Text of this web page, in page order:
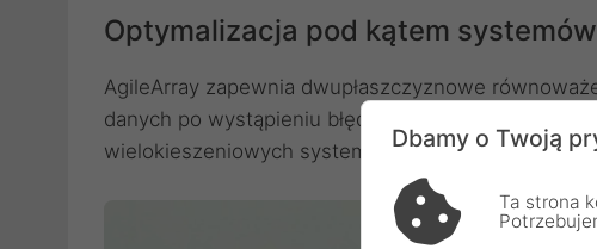
Optymalizacja pod kątem
AgileArray zapewnia dwupłaszczyznowe
danych po wystąpieniu błędów, które pozwala
wielokieszeniowych systemach.Dbamy o Twoją
Ta strona